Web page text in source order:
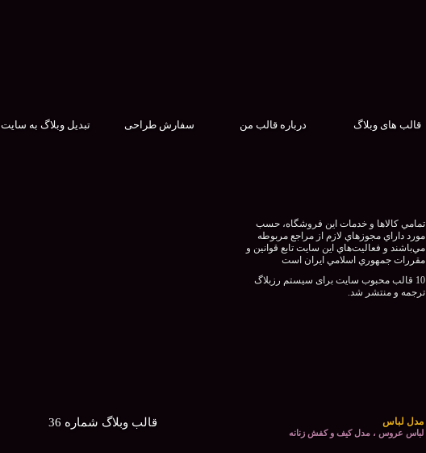
تبدیل وبلاگ به سایت سفارش طراحی درباره قالب من قالب های وبلاگ
قالب وبلاگ شماره 36
تمامي كالاها و خدمات اين فروشگاه، حسب
مورد داراي مجوزهاي لازم از مراجع مربوطه
مي‌باشند و فعاليت‌هاي اين سايت تابع قوانين و
مقررات جمهوري اسلامي ايران است
10 قالب محبوب سایت برای سیستم رزبلاگ
ترجمه و منتشر شد.
مدل لباس
لباس عروس ، مدل کیف و کفش زنانه